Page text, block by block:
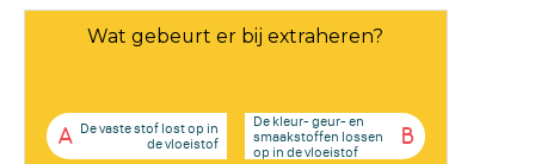
Wat gebeurt er bij extraheren?
A De vaste stof lost op in
de vloeistof
B
De kleur- geur- en
smaakstoffen lossen
op in de vloeistof